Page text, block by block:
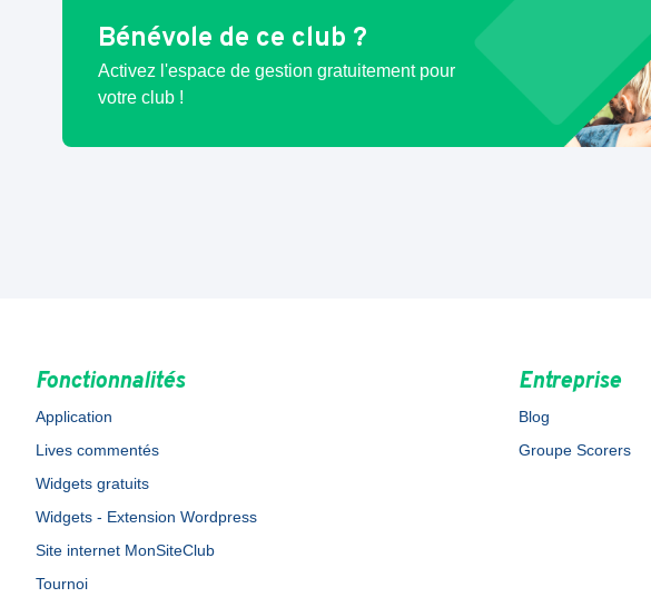
Bénévole de ce club ?
Activez l'espace de gestion gratuitement pour
votre club !
Fonctionnalités
Application
Lives commentés
Widgets gratuits
Widgets - Extension Wordpress
Site internet MonSiteClub
Tournoi
Entreprise
Blog
Groupe Scorers